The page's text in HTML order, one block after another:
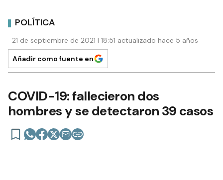
POLÍTICA
21 de septiembre de 2021 | 18:51 actualizado hace 5 años
Añadir como fuente en
COVID-19: fallecieron dos
hombres y se detectaron 39 casos